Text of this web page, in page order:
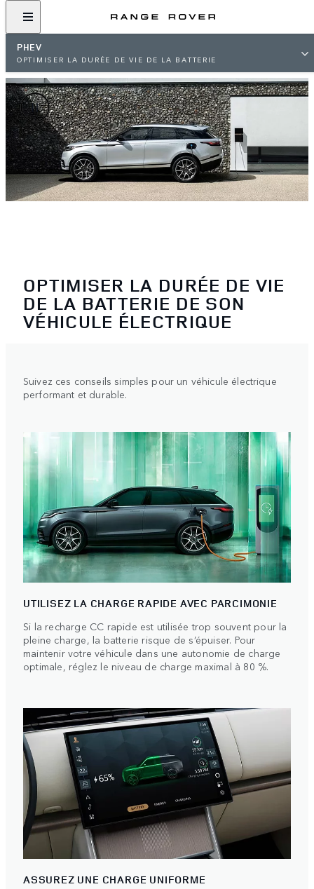
PHEV
OPTIMISER LA DURÉE DE VIE DE LA BATTERIE
OPTIMISER LA DURÉE DE VIE
DE LA BATTERIE DE SON
VÉHICULE ÉLECTRIQUE
Suivez ces conseils simples pour un véhicule électrique
performant et durable.
UTILISEZ LA CHARGE RAPIDE AVEC PARCIMONIE
Si la recharge CC rapide est utilisée trop souvent pour la
pleine charge, la batterie risque de s’épuiser. Pour
maintenir votre véhicule dans une autonomie de charge
optimale, réglez le niveau de charge maximal à 80 %.
ASSUREZ UNE CHARGE UNIFORME